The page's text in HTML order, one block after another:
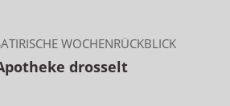
WOCHENRÜCKBLICK
drosselt